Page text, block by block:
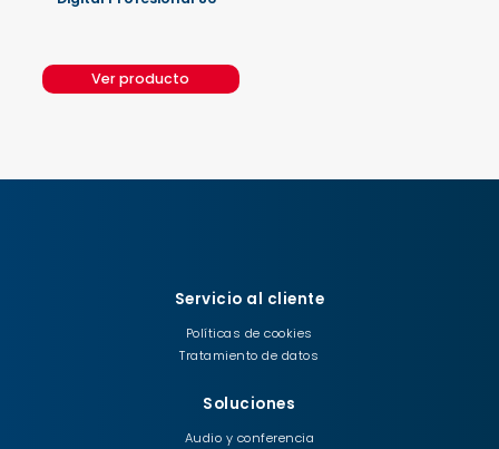
Ver producto
Servicio al cliente
Políticas de cookies
Tratamiento de datos
Soluciones
Audio y conferencia